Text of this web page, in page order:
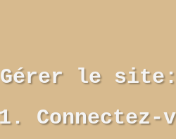
Gérer le site: